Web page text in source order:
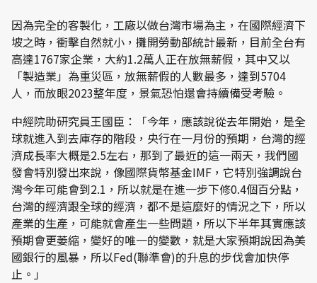
因為完全的客製化，工廠以做台灣市場為主，在國際經濟下
坡之時，衝擊自然就小，攤開勞動部統計最新，目前全台有
高達1767家企業，大約1.2萬人正在放無薪假，其中又以
「製造業」為重災區，放無薪假的人數最多，達到5704
人，而放眼2023整年度，景氣恐怕還會持續備受考驗。
中經院助研究員王國臣：「今年，應該說從去年開始，是全
球就進入到去庫存的階段，央行在一月份的預期，台灣的經
濟成長率大概是2.5左右，那到了最近的這一兩天，我們國
發會特別發出來說，像國際貨幣基金IMF，它特別強調說台
灣今年可能會到2.1，所以就是在進一步下修0.4個百分點，
台灣的經濟跟全球的經濟，都不是這麼好的情況之下，所以
產業的生產，可能就會產生一些問題，所以下半年其實應該
預期會更萎縮，變好的唯一的變數，就是大家預期說因為美
國銀行的風暴，所以Fed(聯準會)的升息的步伐會加快停
止。」